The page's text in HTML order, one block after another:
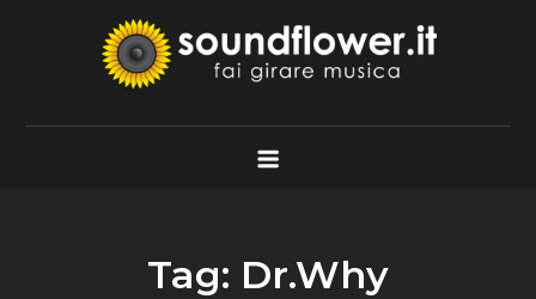
Soundflower.it
Fai Girare Musica
Tag: Dr.Why